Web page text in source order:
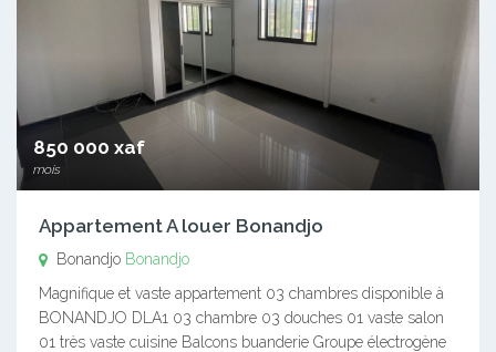
850 000 xaf
mois
Appartement A louer Bonandjo
Bonandjo Bonandjo
Magnifique et vaste appartement 03 chambres disponible à
BONANDJO DLA1 03 chambre 03 douches 01 vaste salon
01 très vaste cuisine Balcons buanderie Groupe électrogène